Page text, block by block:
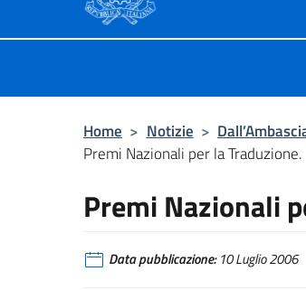
Home > Notizie >
Premi Nazionali per la Traduzione.
Premi Nazionali
Data pubblicazione:10 Luglio 2006